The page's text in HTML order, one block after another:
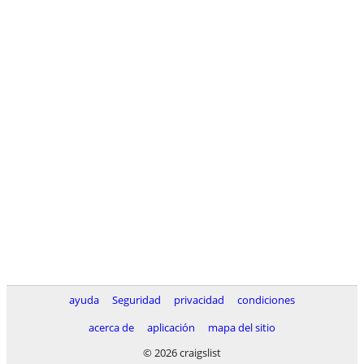
ayuda Seguridad privacidad
condiciones
acerca de
aplicación
mapa del sitio
© 2026 craigslist